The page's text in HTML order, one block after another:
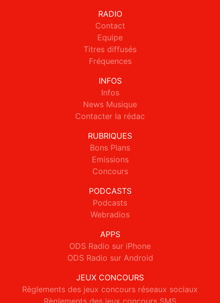
RADIO
Contact
Equipe
Titres diffusés
Fréquences
INFOS
Infos
News Musique
Contacter la rédac
RUBRIQUES
Bons Plans
Emissions
Concours
PODCASTS
Podcasts
Webradios
APPS
ODS Radio sur iPhone
ODS Radio sur Android
JEUX CONCOURS
Règlements des jeux concours réseaux sociaux